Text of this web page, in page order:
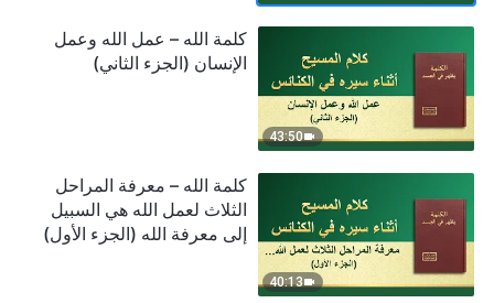
43:50
كلمة الله – عمل الله وعمل
الإنسان (الجزء الثاني)
40:13
كلمة الله – معرفة المراحل
الثلاث لعمل الله هي السبيل
إلى معرفة الله (الجزء الأول)